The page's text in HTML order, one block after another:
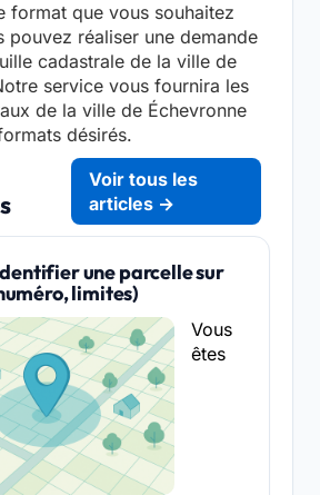
format que vous souhaitez
pouvez réaliser une demande
cadastrale de la ville de
service vous fournira les
de la ville de Échevronne
désirés.
Voir tous les
articles →
une parcelle sur
limites)
Vous
êtes